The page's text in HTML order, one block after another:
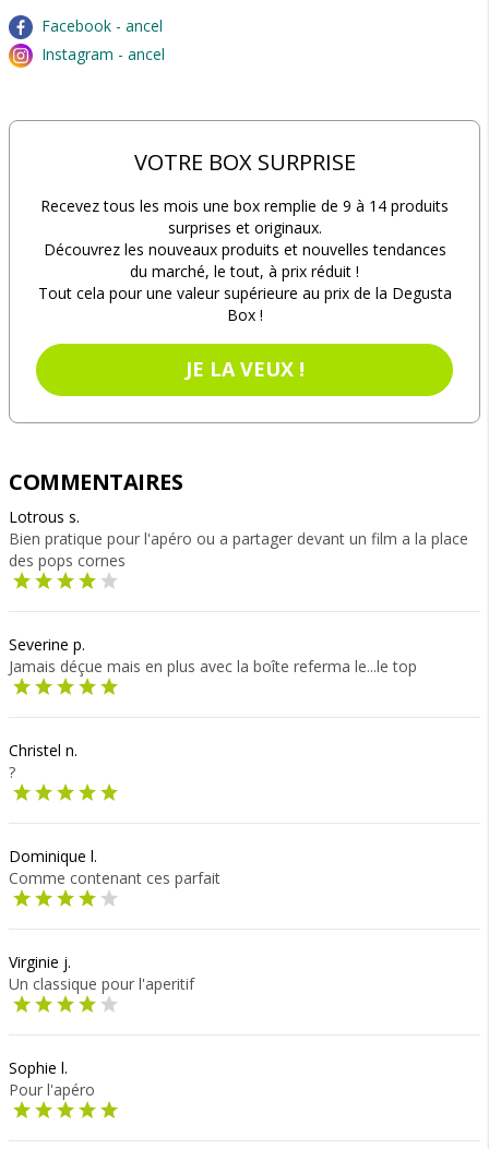
Facebook - ancel
Instagram - ancel
VOTRE BOX SURPRISE
Recevez tous les mois une box remplie de 9 à 14 produits
surprises et originaux.
Découvrez les nouveaux produits et nouvelles tendances
du marché, le tout, à prix réduit !
Tout cela pour une valeur supérieure au prix de la Degusta
Box !
JE LA VEUX !
COMMENTAIRES
Lotrous s.
Bien pratique pour l'apéro ou a partager devant un film a la place
des pops cornes
Severine p.
Jamais déçue mais en plus avec la boîte referma le...le top
Christel n.
?
Dominique l.
Comme contenant ces parfait
Virginie j.
Un classique pour l'aperitif
Sophie l.
Pour l'apéro